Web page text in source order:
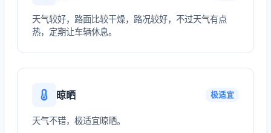
天气较好，路面比较干燥，路况较好，不过天气有点
热，定期让车辆休息。
晾晒 极适宜
天气不错，极适宜晾晒。